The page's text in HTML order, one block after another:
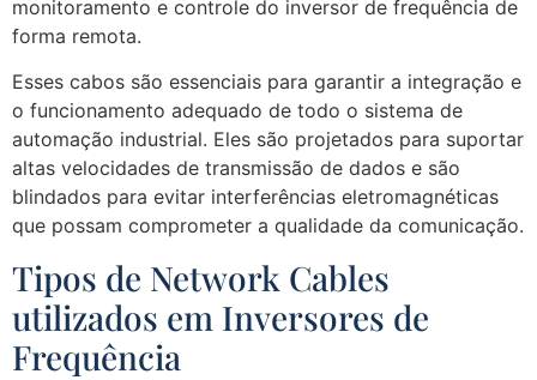
monitoramento e controle do inversor de frequência de
forma remota.
Esses cabos são essenciais para garantir a integração e
o funcionamento adequado de todo o sistema de
automação industrial. Eles são projetados para suportar
altas velocidades de transmissão de dados e são
blindados para evitar interferências eletromagnéticas
que possam comprometer a qualidade da comunicação.
Tipos de Network Cables
utilizados em Inversores de
Frequência